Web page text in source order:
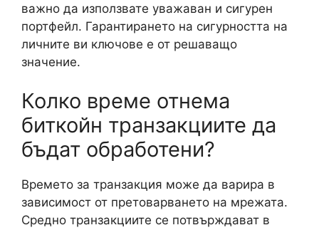
важно да използвате уважаван и сигурен
портфейл. Гарантирането на сигурността на
личните ви ключове е от решаващо
значение.
Колко време отнема
биткойн транзакциите да
бъдат обработени?
Времето за транзакция може да варира в
зависимост от претоварването на мрежата.
Средно транзакциите се потвърждават в